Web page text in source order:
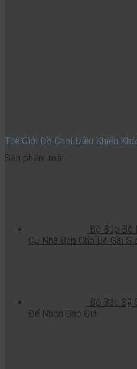
Thế Giới Đồ Chơi Điều Khiển
Sản phẩm mới
Bộ Búp Bê
Cụ Nhà Bếp Cho Bé Gái
Bộ Bác Sỹ
Để Nhận Báo Giá